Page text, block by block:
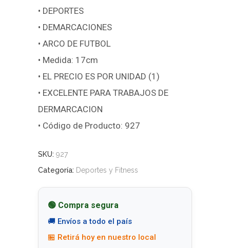
• DEPORTES
• DEMARCACIONES
• ARCO DE FUTBOL
• Medida: 17cm
• EL PRECIO ES POR UNIDAD (1)
• EXCELENTE PARA TRABAJOS DE
DERMARCACION
• Código de Producto: 927
SKU: 927
Categoría: Deportes y Fitness
🟢 Compra segura
🚚 Envíos a todo el país
🏪 Retirá hoy en nuestro local